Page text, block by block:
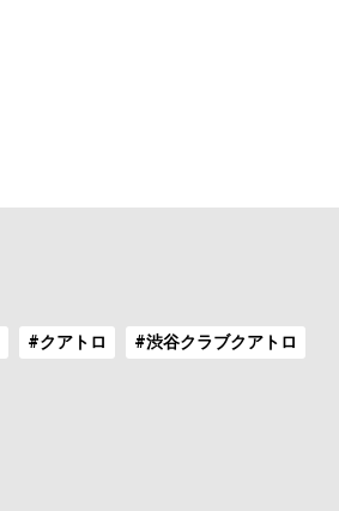
#クアトロ #渋谷クラブクアトロ